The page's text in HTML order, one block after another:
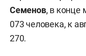
Семенов, в конце
073 человека, к
270.